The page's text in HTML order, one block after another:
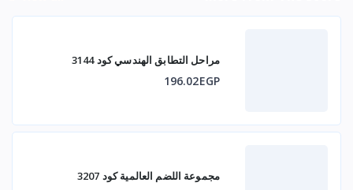
مراحل التطابق الهندسي كود 3144
196.02EGP
مجموعة اللضم العالمية كود 3207